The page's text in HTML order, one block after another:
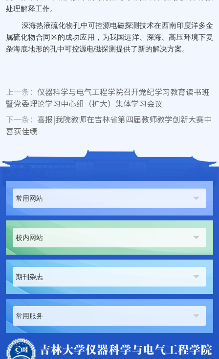
处理解释工作。
深海热液硫化物孔中可控源电磁探测技术在西南印度洋多金
属硫化物合同区的成功应用，为我国远洋、深海、高压环境下复
杂海底地形的孔中可控源电磁探测提供了新的解决方案。
上一条： 仪器科学与电气工程学院召开党纪学习教育读书班
暨党委理论学习中心组（扩大）集体学习会议
下一条： 喜报|我院教师在吉林省第四届教师教学创新大赛中
喜获佳绩
常用网站
校内网站
期刊杂志
常用服务